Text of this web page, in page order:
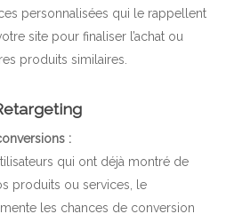
personnalisées qui le rappellent
site pour finaliser l’achat ou
produits similaires.
:
qui ont déjà montré de
produits ou services, le
les chances de conversion